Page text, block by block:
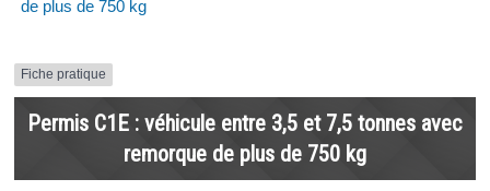
de plus de 750 kg
Fiche pratique
Permis C1E : véhicule entre 3,5 et 7,5 tonnes avec
remorque de plus de 750 kg